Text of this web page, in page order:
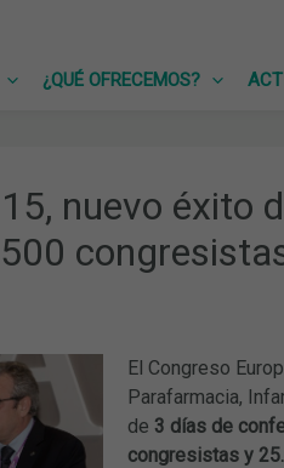
¿QUÉ OFRECEMOS?
nuevo éxito
El Congreso
Parafarmacia,
de 3 días de
congresistas y